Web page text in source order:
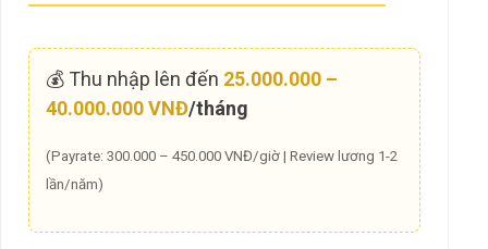
💰 Thu nhập lên đến 25.000.000 –
40.000.000 VNĐ/tháng
(Payrate: 300.000 – 450.000 VNĐ/giờ | Review lương 1-2
lần/năm)